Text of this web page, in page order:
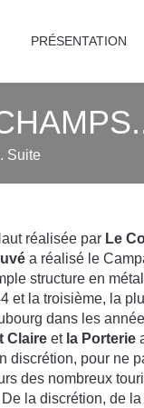
PRÉSENTATION
Suite
réalisée par Le
a réalisé le
structure en
et la troisième, la
dans les
Claire et la Porterie
discrétion, pour ne
des nombreux
la discrétion, de